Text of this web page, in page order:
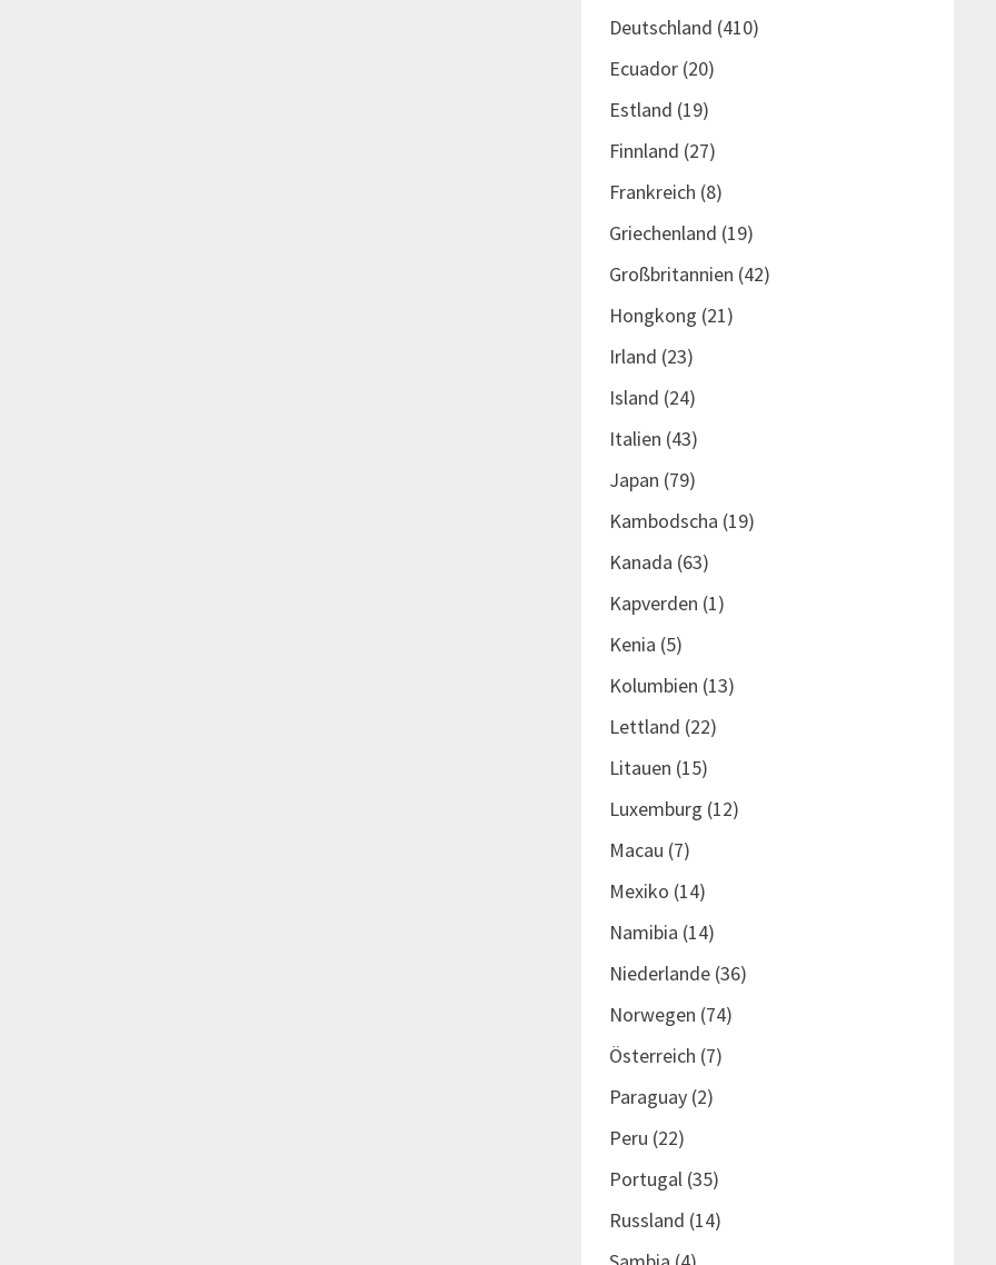
Deutschland (410)
Ecuador(20)
Estland (19)
Finnland (27)
Frankreich (8)
Griechenland (19)
Großbritannien (42)
Hongkong (21)
Irland (23)
Island (24)
Italien (43)
Japan (79)
Kambodscha (19)
Kanada (63)
Kapverden (1)
Kenia (5)
Kolumbien (13)
Lettland (22)
Litauen (15)
Luxemburg (12)
Macau (7)
Mexiko (14)
Namibia (14)
Niederlande(36)
Norwegen (74)
Österreich (7)
Paraguay(2)
Peru (22)
Portugal(35)
Russland (14)